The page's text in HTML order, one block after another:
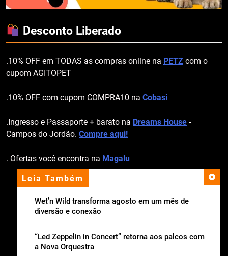
Leia Também
Wet’n Wild transforma agosto em um mês de
diversão e conexão
“Led Zeppelin in Concert” retorna aos palcos com
a Nova Orquestra
Desconto Liberado
.10% OFF em TODAS as compras online na PETZ com o
cupom AGITOPET
.10% OFF com cupom COMPRA10 na Cobasi
.Ingresso e Passaporte + barato na Dreams House -
Campos do Jordão. Compre aqui!
. Ofertas você encontra na Magalu
apoio institucional